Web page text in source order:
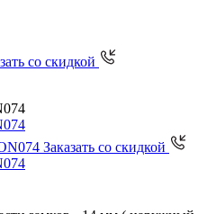
со скидкой
Заказать со скидкой